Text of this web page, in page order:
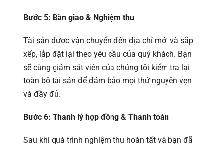
Bước 5: Bàn giao & Nghiệm thu
Tài sản được vận chuyển đến địa chỉ mới và sắp
xếp, lắp đặt lại theo yêu cầu của quý khách. Bạn
sẽ cùng giám sát viên của chúng tôi kiểm tra lại
toàn bộ tài sản để đảm bảo mọi thứ nguyên vẹn
và đầy đủ.
Bước 6: Thanh lý hợp đồng & Thanh toán
Sau khi quá trình nghiệm thu hoàn tất và bạn đã